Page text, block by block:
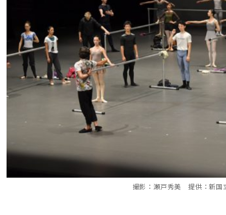
撮影：瀬戸秀美 提供：新国